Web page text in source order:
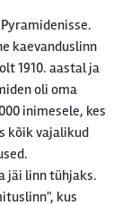
kaevanduslinn
1910. aastal ja
oli oma
inimesele, kes
kõik vajalikud
jäi linn tühjaks.
kus